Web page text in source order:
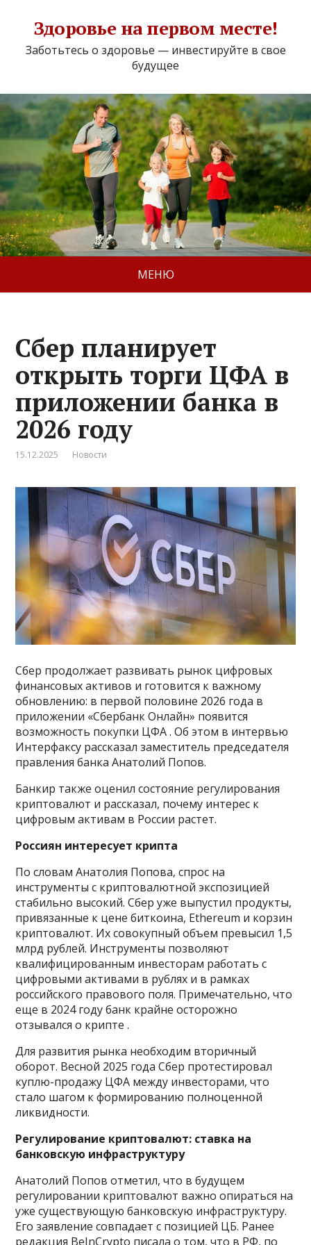
Здоровье на первом месте!
Заботьтесь о здоровье — инвестируйте в свое
будущее
МЕНЮ
Сбер планирует
открыть торги ЦФА в
приложении банка в
2026 году
15.12.2025 Новости
Сбер продолжает развивать рынок цифровых
финансовых активов и готовится к важному
обновлению: в первой половине 2026 года в
приложении «Сбербанк Онлайн» появится
возможность покупки ЦФА . Об этом в интервью
Интерфаксу рассказал заместитель председателя
правления банка Анатолий Попов.
Банкир также оценил состояние регулирования
криптовалют и рассказал, почему интерес к
цифровым активам в России растет.
Россиян интересует крипта
По словам Анатолия Попова, спрос на
инструменты с криптовалютной экспозицией
стабильно высокий. Сбер уже выпустил продукты,
привязанные к цене биткоина, Ethereum и корзин
криптовалют. Их совокупный объем превысил 1,5
млрд рублей. Инструменты позволяют
квалифицированным инвесторам работать с
цифровыми активами в рублях и в рамках
российского правового поля. Примечательно, что
еще в 2024 году банк крайне осторожно
отзывался о крипте .
Для развития рынка необходим вторичный
оборот. Весной 2025 года Сбер протестировал
куплю-продажу ЦФА между инвесторами, что
стало шагом к формированию полноценной
ликвидности.
Регулирование криптовалют: ставка на
банковскую инфраструктуру
Анатолий Попов отметил, что в будущем
регулировании криптовалют важно опираться на
уже существующую банковскую инфраструктуру.
Его заявление совпадает с позицией ЦБ. Ранее
редакция BeInCrypto писала о том, что в РФ, по